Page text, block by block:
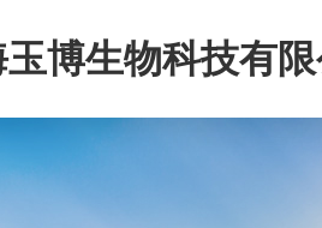
博生物科技有